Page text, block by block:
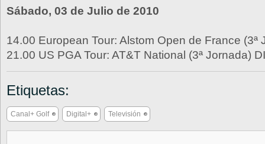
Sábado, 03 de Julio de 2010
14.00 European Tour: Alstom Open de France (3ª
21.00 US PGA Tour: AT&T National (3ª Jornada)
Etiquetas:
Canal+ Golf Digital+ Televisión